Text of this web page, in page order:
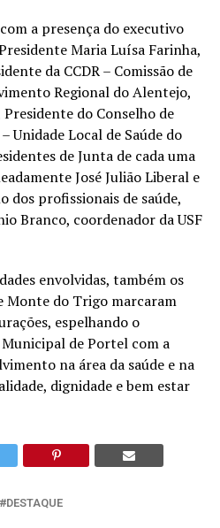
a presença do executivo
Maria Luísa Farinha,
da CCDR – Comissão de
Regional do Alentejo,
do Conselho de
Unidade Local de Saúde do
de Junta de cada uma
José Julião Liberal e
dos profissionais de saúde,
Branco, coordenador da USF
envolvidas, também os
Monte do Trigo marcaram
espelhando o
de Portel com a
na área da saúde e na
dignidade e bem estar
DESTAQUE